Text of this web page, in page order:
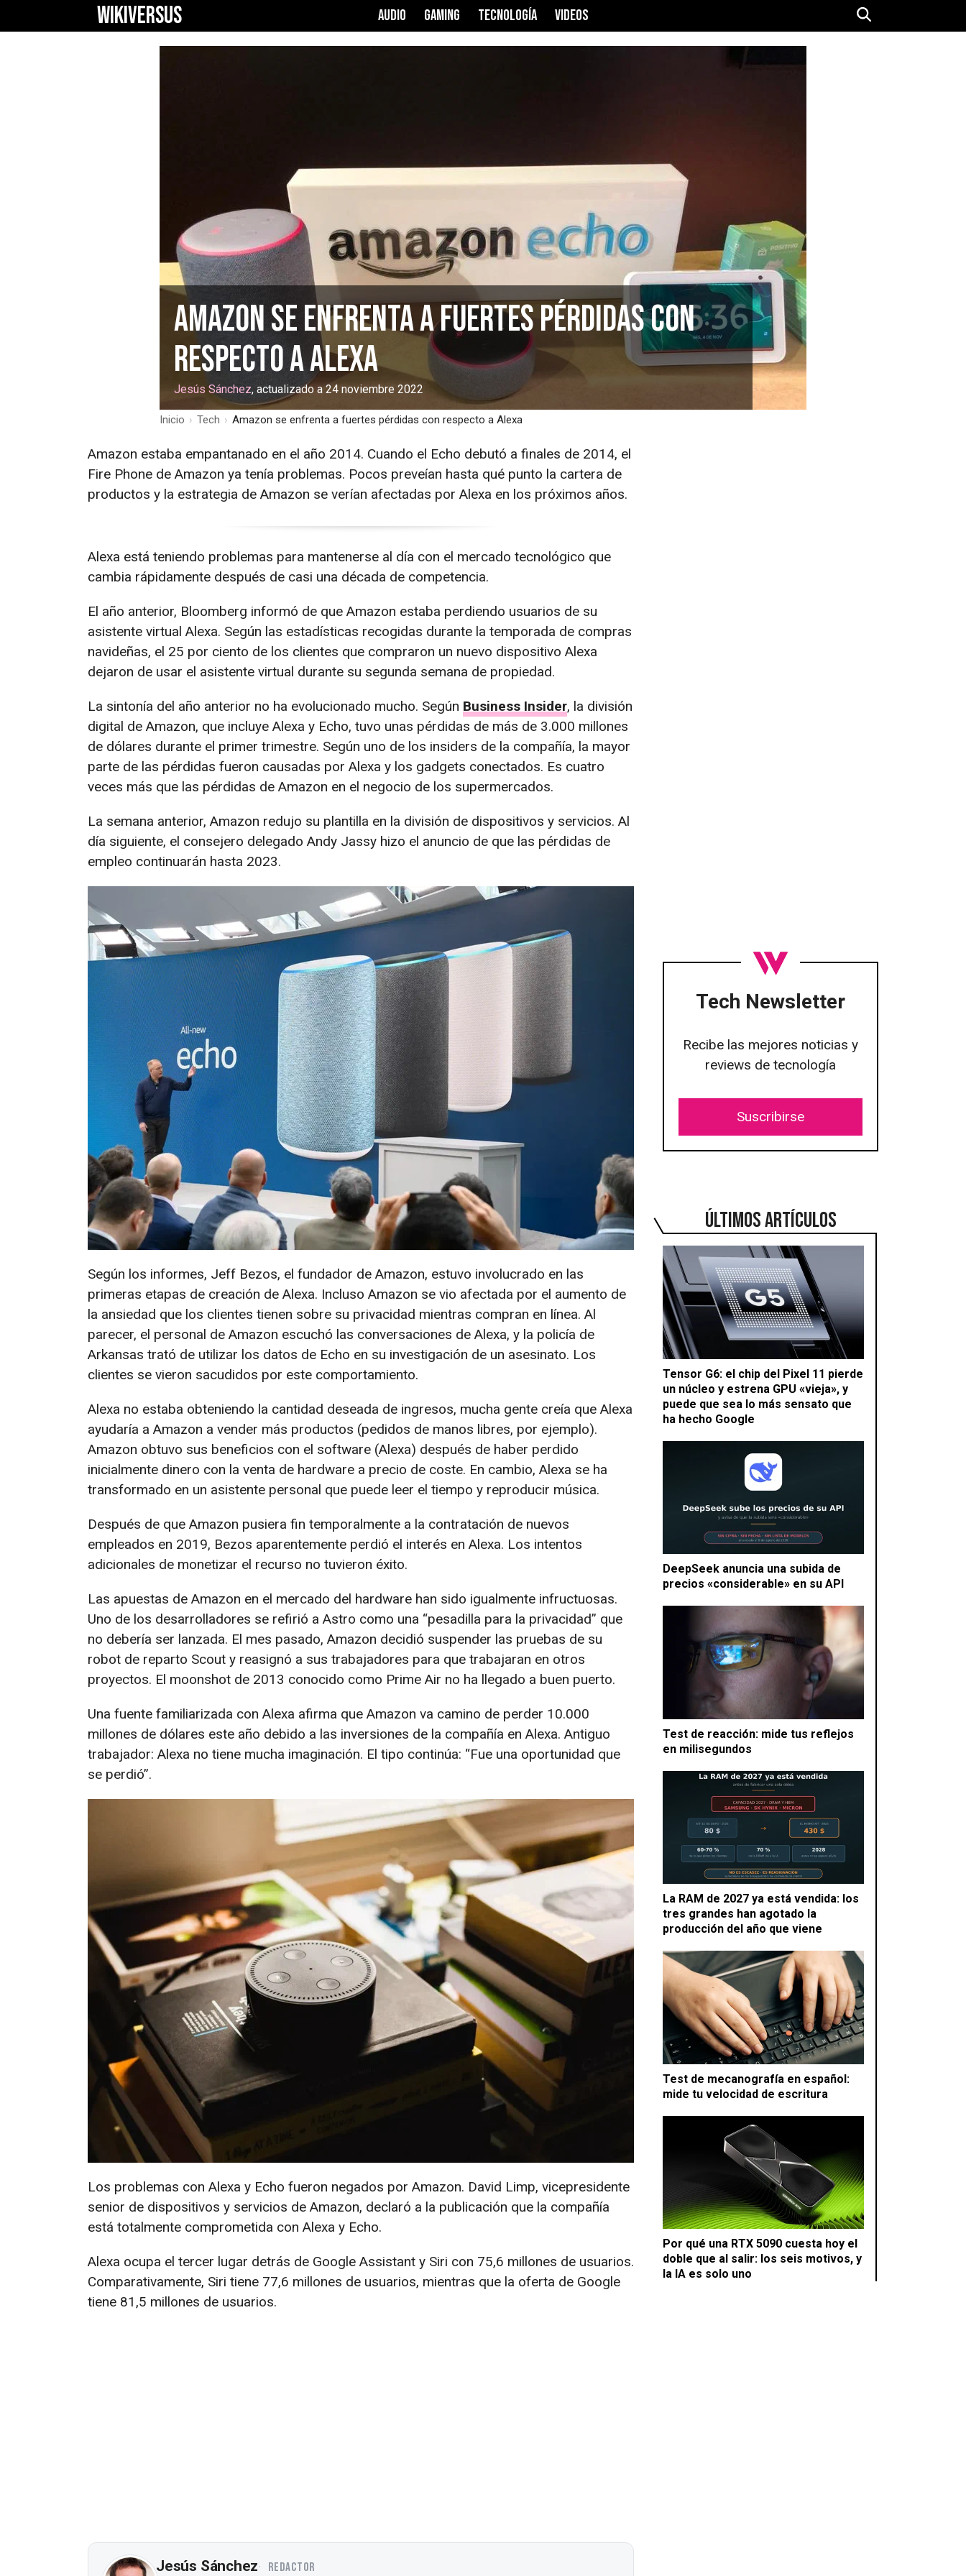
WIKIVERSUS AUDIO GAMING TECNOLOGÍA VIDEOS
Amazon se enfrenta a fuertes pérdidas con
respecto a Alexa
Jesús Sánchez, actualizado a 24 noviembre 2022
Inicio › Tech › Amazon se enfrenta a fuertes pérdidas con respecto a Alexa
Tech Newsletter
Recibe las mejores noticias y
reviews de tecnología
Suscribirse
ÚLTIMOS ARTÍCULOS
Tensor G6: el chip del Pixel 11 pierde
un núcleo y estrena GPU «vieja», y
puede que sea lo más sensato que
ha hecho Google
DeepSeek anuncia una subida de
precios «considerable» en su API
Test de reacción: mide tus reflejos
en milisegundos
La RAM de 2027 ya está vendida: los
tres grandes han agotado la
producción del año que viene
Test de mecanografía en español:
mide tu velocidad de escritura
Por qué una RTX 5090 cuesta hoy el
doble que al salir: los seis motivos, y
la IA es solo uno
Amazon estaba empantanado en el año 2014. Cuando el Echo debutó a finales de 2014, el
Fire Phone de Amazon ya tenía problemas. Pocos preveían hasta qué punto la cartera de
productos y la estrategia de Amazon se verían afectadas por Alexa en los próximos años.
Alexa está teniendo problemas para mantenerse al día con el mercado tecnológico que
cambia rápidamente después de casi una década de competencia.
El año anterior, Bloomberg informó de que Amazon estaba perdiendo usuarios de su
asistente virtual Alexa. Según las estadísticas recogidas durante la temporada de compras
navideñas, el 25 por ciento de los clientes que compraron un nuevo dispositivo Alexa
dejaron de usar el asistente virtual durante su segunda semana de propiedad.
La sintonía del año anterior no ha evolucionado mucho. Según Business Insider, la división
digital de Amazon, que incluye Alexa y Echo, tuvo unas pérdidas de más de 3.000 millones
de dólares durante el primer trimestre. Según uno de los insiders de la compañía, la mayor
parte de las pérdidas fueron causadas por Alexa y los gadgets conectados. Es cuatro
veces más que las pérdidas de Amazon en el negocio de los supermercados.
La semana anterior, Amazon redujo su plantilla en la división de dispositivos y servicios. Al
día siguiente, el consejero delegado Andy Jassy hizo el anuncio de que las pérdidas de
empleo continuarán hasta 2023.
Según los informes, Jeff Bezos, el fundador de Amazon, estuvo involucrado en las
primeras etapas de creación de Alexa. Incluso Amazon se vio afectada por el aumento de
la ansiedad que los clientes tienen sobre su privacidad mientras compran en línea. Al
parecer, el personal de Amazon escuchó las conversaciones de Alexa, y la policía de
Arkansas trató de utilizar los datos de Echo en su investigación de un asesinato. Los
clientes se vieron sacudidos por este comportamiento.
Alexa no estaba obteniendo la cantidad deseada de ingresos, mucha gente creía que Alexa
ayudaría a Amazon a vender más productos (pedidos de manos libres, por ejemplo).
Amazon obtuvo sus beneficios con el software (Alexa) después de haber perdido
inicialmente dinero con la venta de hardware a precio de coste. En cambio, Alexa se ha
transformado en un asistente personal que puede leer el tiempo y reproducir música.
Después de que Amazon pusiera fin temporalmente a la contratación de nuevos
empleados en 2019, Bezos aparentemente perdió el interés en Alexa. Los intentos
adicionales de monetizar el recurso no tuvieron éxito.
Las apuestas de Amazon en el mercado del hardware han sido igualmente infructuosas.
Uno de los desarrolladores se refirió a Astro como una “pesadilla para la privacidad” que
no debería ser lanzada. El mes pasado, Amazon decidió suspender las pruebas de su
robot de reparto Scout y reasignó a sus trabajadores para que trabajaran en otros
proyectos. El moonshot de 2013 conocido como Prime Air no ha llegado a buen puerto.
Una fuente familiarizada con Alexa afirma que Amazon va camino de perder 10.000
millones de dólares este año debido a las inversiones de la compañía en Alexa. Antiguo
trabajador: Alexa no tiene mucha imaginación. El tipo continúa: “Fue una oportunidad que
se perdió”.
Los problemas con Alexa y Echo fueron negados por Amazon. David Limp, vicepresidente
senior de dispositivos y servicios de Amazon, declaró a la publicación que la compañía
está totalmente comprometida con Alexa y Echo.
Alexa ocupa el tercer lugar detrás de Google Assistant y Siri con 75,6 millones de usuarios.
Comparativamente, Siri tiene 77,6 millones de usuarios, mientras que la oferta de Google
tiene 81,5 millones de usuarios.
Jesús Sánchez REDACTOR